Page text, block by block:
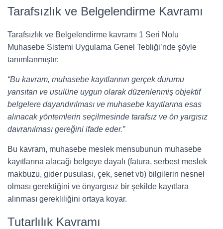
Tarafsızlık ve Belgelendirme Kavramı
Tarafsızlık ve Belgelendirme kavramı 1 Seri Nolu
Muhasebe Sistemi Uygulama Genel Tebliği’nde şöyle
tanımlanmıştır:
“Bu kavram, muhasebe kayıtlarının gerçek durumu
yansıtan ve usulüne uygun olarak düzenlenmiş objektif
belgelere dayandırılması ve muhasebe kayıtlarına esas
alınacak yöntemlerin seçilmesinde tarafsız ve ön yargısız
davranılması gereğini ifade eder.”
Bu kavram, muhasebe meslek mensubunun muhasebe
kayıtlarına alacağı belgeye dayalı (fatura, serbest meslek
makbuzu, gider pusulası, çek, senet vb) bilgilerin nesnel
olması gerektiğini ve önyargısız bir şekilde kayıtlara
alınması gerekliliğini ortaya koyar.
Tutarlılık Kavramı